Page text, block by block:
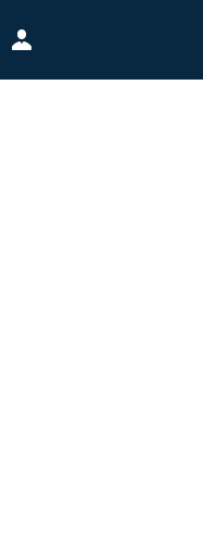
Menú
de